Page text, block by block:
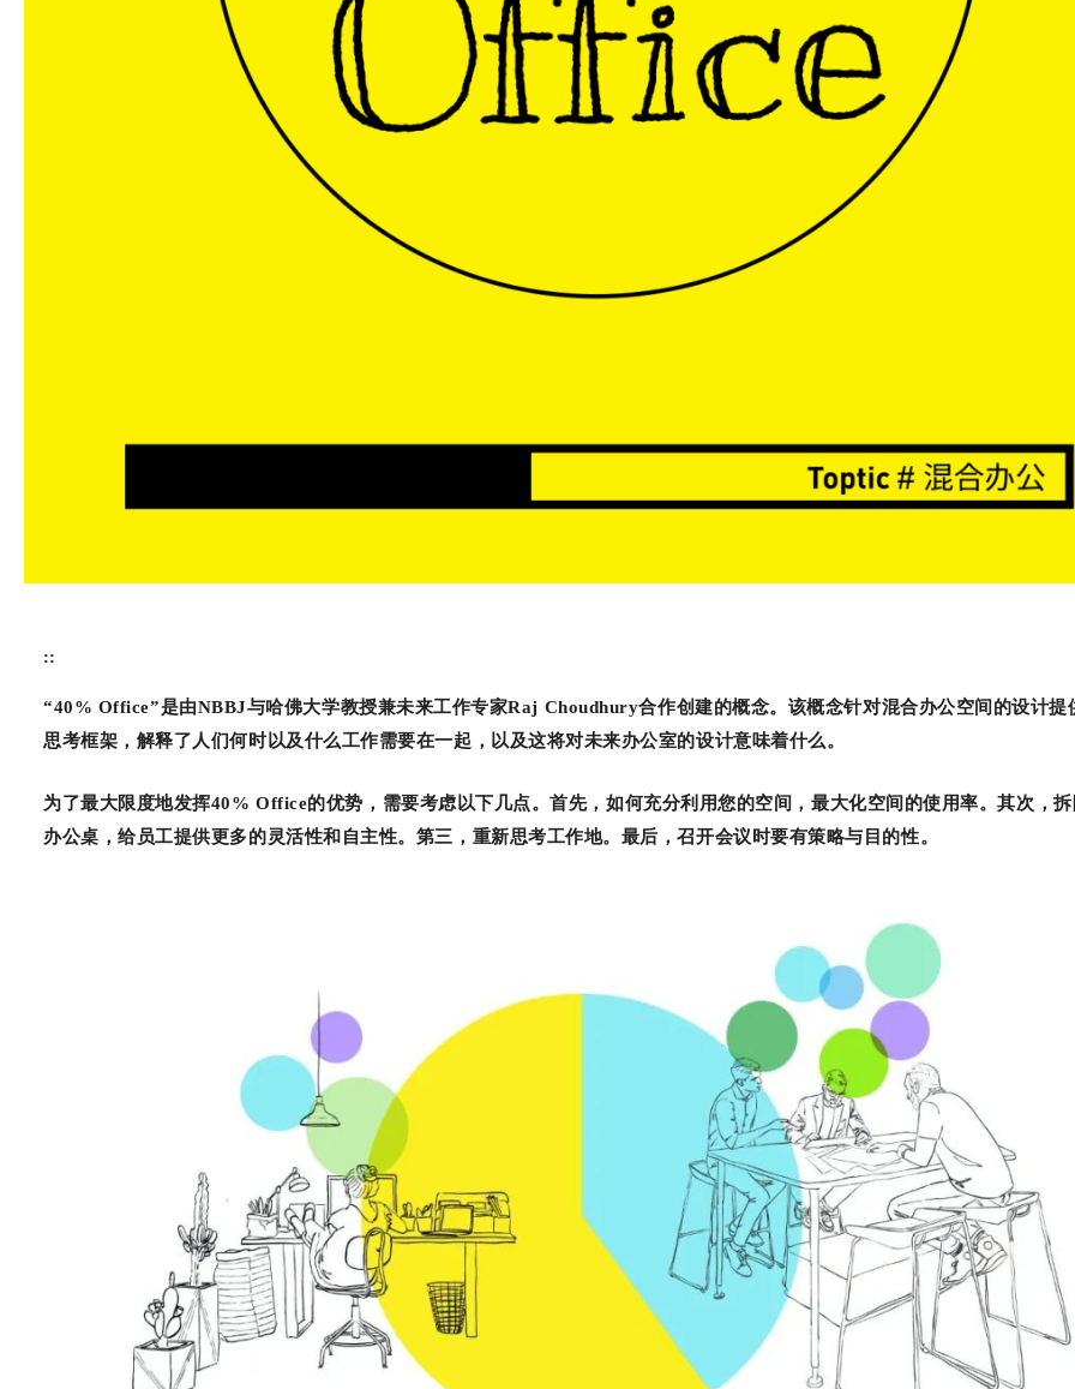
::
“40% Office”是由NBBJ与哈佛大学教授兼未来工作专家Raj Choudhury合作创建的概念。该概念针对混合办公空间的设计提
思考框架，解释了人们何时以及什么工作需要在一起，以及这将对未来办公室的设计意味着什么。
为了最大限度地发挥40% Office的优势，需要考虑以下几点。首先，如何充分利用您的空间，最大化空间的使用率。其次，
办公桌，给员工提供更多的灵活性和自主性。第三，重新思考工作地。最后，召开会议时要有策略与目的性。